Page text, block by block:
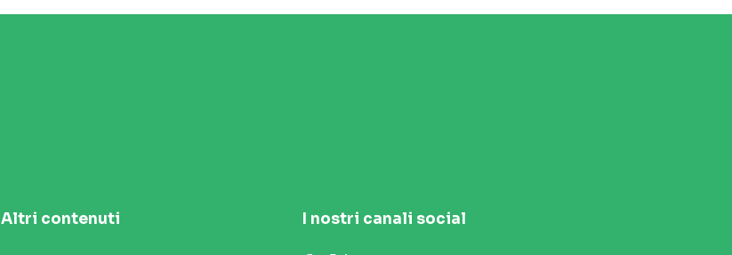
Altri contenuti I nostri canali social